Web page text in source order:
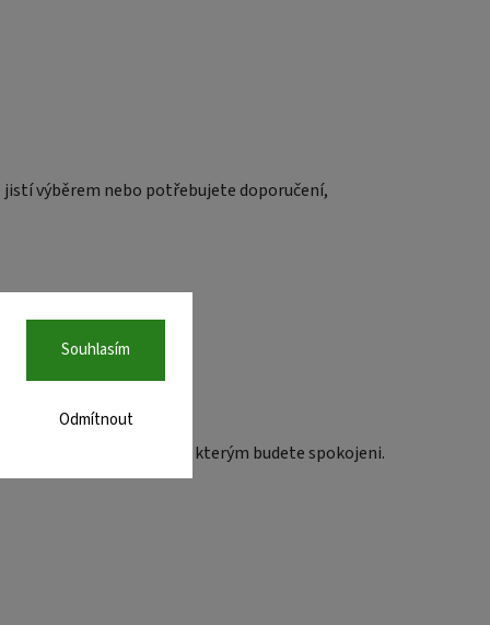
Odmítnout
Souhlasím
výběrem nebo potřebujete doporučení,
doporučili vybavení, se kterým budete spokojeni.